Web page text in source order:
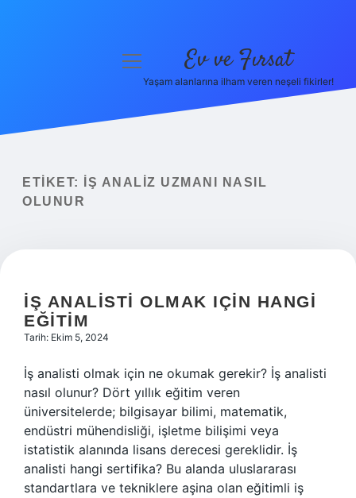
Yasal Uyarı
menüyü
Ev ve Fırsat
Yaşam alanlarına ilham veren neşeli fikirler!
ETIKET:
İŞ ANALIZ UZMANI NASIL
OLUNUR
İŞ ANALISTI OLMAK IÇIN HANGI
EĞITIM
Tarih: Ekim 5, 2024
İş analisti olmak için ne okumak gerekir? İş analisti
nasıl olunur? Dört yıllık eğitim veren
üniversitelerde; bilgisayar bilimi, matematik,
endüstri mühendisliği, işletme bilişimi veya
istatistik alanında lisans derecesi gereklidir. İş
analisti hangi sertifika? Bu alanda uluslararası
standartlara ve tekniklere aşina olan eğitimli iş